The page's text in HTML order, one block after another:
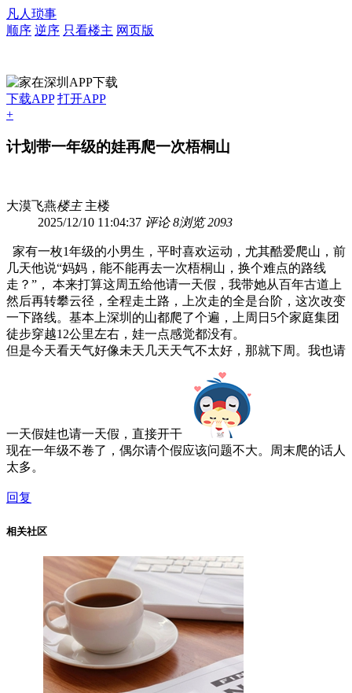
凡人琐事
顺序 逆序 只看楼主 网页版
下载APP 打开APP
+
计划带一年级的娃再爬一次梧桐山
大漠飞燕楼主 主楼
2025/12/10 11:04:37 评论 8浏览 2093
家有一枚1年级的小男生，平时喜欢运动，尤其酷爱爬山，前
几天他说“妈妈，能不能再去一次梧桐山，换个难点的路线
走？”， 本来打算这周五给他请一天假，我带她从百年古道上
然后再转攀云径，全程走土路，上次走的全是台阶，这次改变
一下路线。基本上深圳的山都爬了个遍，上周日5个家庭集团
徒步穿越12公里左右，娃一点感觉都没有。
但是今天看天气好像未天几天天气不太好，那就下周。我也请
一天假娃也请一天假，直接开干
现在一年级不卷了，偶尔请个假应该问题不大。周末爬的话人
太多。
回复
相关社区